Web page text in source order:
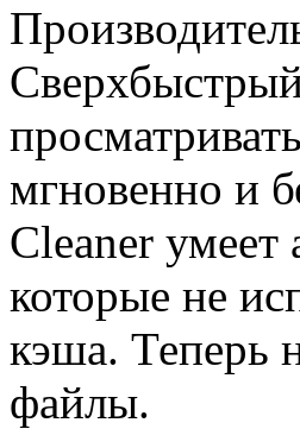
мгновенно и
Cleaner умеет
которые не
кэша. Теперь
файлы.